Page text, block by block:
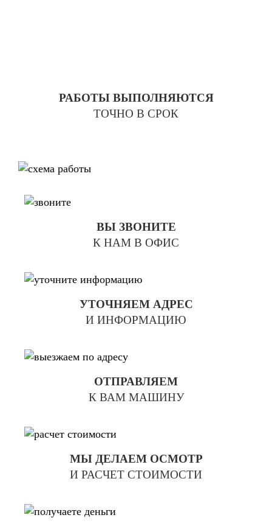
РАБОТЫ ВЫПОЛНЯЮТСЯ
ТОЧНО В СРОК
ВЫ ЗВОНИТЕ
К НАМ В ОФИС
УТОЧНЯЕМ АДРЕС
И ИНФОРМАЦИЮ
ОТПРАВЛЯЕМ
К ВАМ МАШИНУ
МЫ ДЕЛАЕМ ОСМОТР
И РАСЧЕТ СТОИМОСТИ